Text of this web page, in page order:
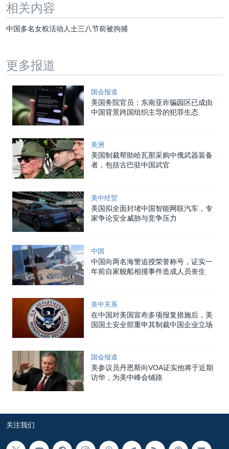
相关内容
中国多名女权活动人士三八节前被拘捕
更多报道
国会报道
美国务院官员：东南亚诈骗园区已成由
中国背景跨国组织主导的犯罪生态
美洲
美国制裁帮助哈瓦那采购中俄武器装备
者，包括古巴驻中国武官
美中经贸
美国拟全面封堵中国智能网联汽车，专
家争论安全威胁与竞争压力
中国
中国向两名海警追授荣誉称号，证实一
年前自家舰船相撞事件造成人员丧生
美中关系
在中国对美国宣布多项报复措施后，美
国国土安全部重申其制裁中国企业立场
国会报道
美参议员丹恩斯向VOA证实他将于近期
访华，为美中峰会铺路
关注我们